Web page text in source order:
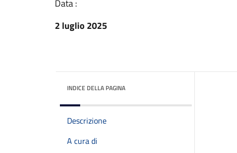
Data :
2 luglio 2025
INDICE DELLA PAGINA
Descrizione
A cura di